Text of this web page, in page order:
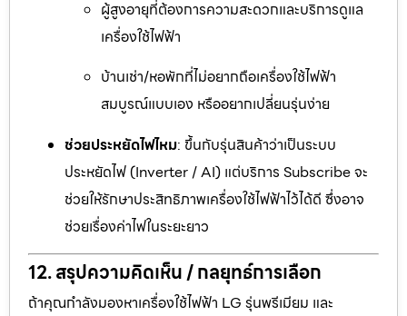
ผู้สูงอายุที่ต้องการความสะดวกและบริการดูแล
เครื่องใช้ไฟฟ้า
บ้านเช่า/หอพักที่ไม่อยากถือเครื่องใช้ไฟฟ้า
สมบูรณ์แบบเอง หรืออยากเปลี่ยนรุ่นง่าย
ช่วยประหยัดไฟไหม: ขึ้นกับรุ่นสินค้าว่าเป็นระบบ
ประหยัดไฟ (Inverter / AI) แต่บริการ Subscribe จะ
ช่วยให้รักษาประสิทธิภาพเครื่องใช้ไฟฟ้าไว้ได้ดี ซึ่งอาจ
ช่วยเรื่องค่าไฟในระยะยาว
12. สรุปความคิดเห็น / กลยุทธ์การเลือก
ถ้าคุณกำลังมองหาเครื่องใช้ไฟฟ้า LG รุ่นพรีเมียม และ